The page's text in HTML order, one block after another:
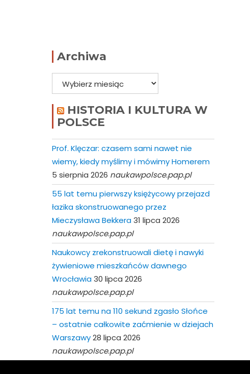
Archiwa
Archiwa
HISTORIA I KULTURA W
POLSCE
Prof. Klęczar: czasem sami nawet nie
wiemy, kiedy myślimy i mówimy Homerem
5 sierpnia 2026 naukawpolsce.pap.pl
55 lat temu pierwszy księżycowy przejazd
łazika skonstruowanego przez
Mieczysława Bekkera31 lipca 2026
naukawpolsce.pap.pl
Naukowcy zrekonstruowali dietę i nawyki
żywieniowe mieszkańców dawnego
Wrocławia30 lipca 2026
naukawpolsce.pap.pl
175 lat temu na 110 sekund zgasło Słońce
– ostatnie całkowite zaćmienie w dziejach
Warszawy28 lipca 2026
naukawpolsce.pap.pl